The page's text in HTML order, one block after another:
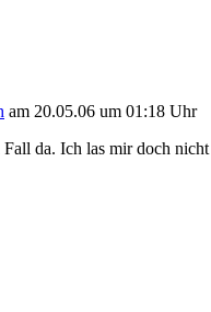
am 20.05.06 um 01:18 Uhr
da. Ich las mir doch